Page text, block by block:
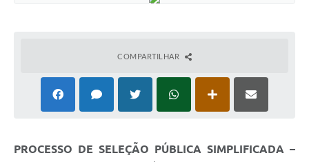
COMPARTILHAR
PROCESSO DE SELEÇÃO PÚBLICA SIMPLIFICADA –